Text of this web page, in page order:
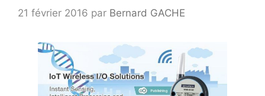
21 février 2016 par Bernard GACHE